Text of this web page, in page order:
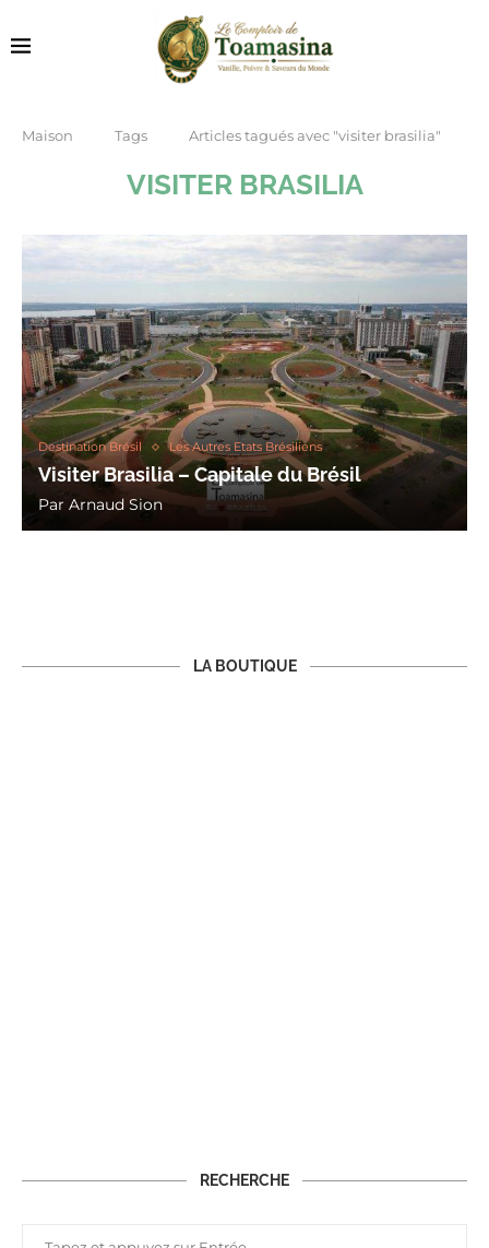
Maison Tags Articles tagués avec "visiter brasilia"
VISITER BRASILIA
Destination Brésil Les Autres Etats Brésiliens
Visiter Brasilia – Capitale du Brésil
Par Arnaud Sion
LA BOUTIQUE
RECHERCHE